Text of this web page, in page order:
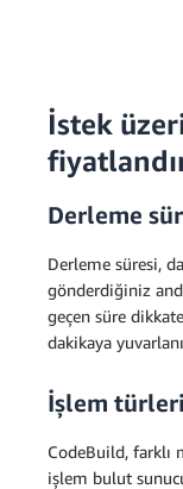
İstek
Derleme
Derleme süresi,
gönderdiğiniz
geçen süre
dakikaya
İşlem türleri
CodeBuild, farklı
işlem bulut